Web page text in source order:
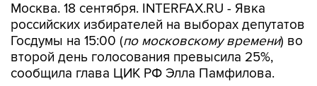
Москва. 18 сентября. INTERFAX.RU - Явка
российских избирателей на выборах депутатов
Госдумы на 15:00 (по московскому времени) во
второй день голосования превысила 25%,
сообщила глава ЦИК РФ Элла Памфилова.